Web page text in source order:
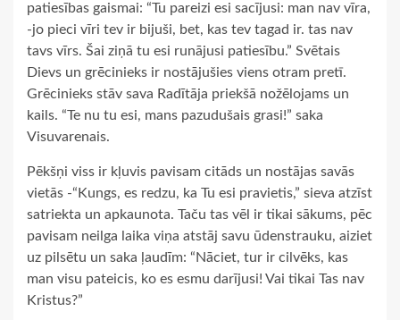
patiesības gaismai: “Tu pareizi esi sacījusi: man nav vīra,
-jo pieci vīri tev ir bijuši, bet, kas tev tagad ir. tas nav
tavs vīrs. Šai ziņā tu esi runājusi patiesību.” Svētais
Dievs un grēcinieks ir nostājušies viens otram pretī.
Grēcinieks stāv sava Radītāja priekšā nožēlojams un
kails. “Te nu tu esi, mans pazudušais grasi!” saka
Visuvarenais.
Pēkšņi viss ir kļuvis pavisam citāds un nostājas savās
vietās -“Kungs, es redzu, ka Tu esi pravietis,” sieva atzīst
satriekta un apkaunota. Taču tas vēl ir tikai sākums, pēc
pavisam neilga laika viņa atstāj savu ūdenstrauku, aiziet
uz pilsētu un saka ļaudīm: “Nāciet, tur ir cilvēks, kas
man visu pateicis, ko es esmu darījusi! Vai tikai Tas nav
Kristus?”